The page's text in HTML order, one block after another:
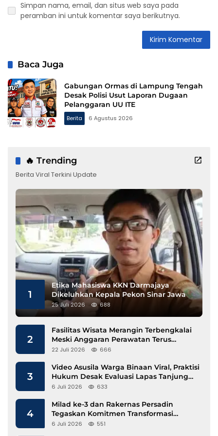
Simpan nama, email, dan situs web saya pada
peramban ini untuk komentar saya berikutnya.
Baca Juga
Gabungan Ormas di Lampung Tengah
Desak Polisi Usut Laporan Dugaan
Pelanggaran UU ITE
Berita 6 Agustus 2026
🔥 Trending
Berita Viral Terkini Update
1
Etika Mahasiswa KKN Darmajaya
Dikeluhkan Kepala Pekon Sinar Jawa
25 Juli 2026 688
2
Fasilitas Wisata Merangin Terbengkalai
Meski Anggaran Perawatan Terus
Mengalir
22 Juli 2026 666
3
Video Asusila Warga Binaan Viral, Praktisi
Hukum Desak Evaluasi Lapas Tanjung
Raja
6 Juli 2026 633
4
Milad ke-3 dan Rakernas Persadin
Tegaskan Komitmen Transformasi
Advokat Profesional di Era Digital
6 Juli 2026 551